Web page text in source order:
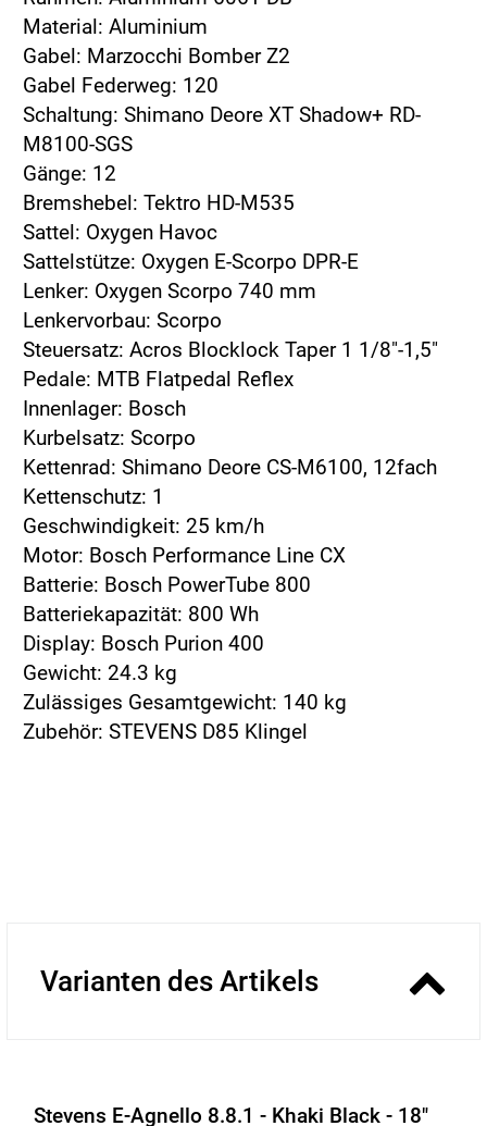
Material: Aluminium
Gabel: Marzocchi Bomber Z2
Gabel Federweg: 120
Schaltung: Shimano Deore XT Shadow+ RD-
M8100-SGS
Gänge: 12
Bremshebel: Tektro HD-M535
Sattel: Oxygen Havoc
Sattelstütze: Oxygen E-Scorpo DPR-E
Lenker: Oxygen Scorpo 740 mm
Lenkervorbau: Scorpo
Steuersatz: Acros Blocklock Taper 1 1/8"-1,5"
Pedale: MTB Flatpedal Reflex
Innenlager: Bosch
Kurbelsatz: Scorpo
Kettenrad: Shimano Deore CS-M6100, 12fach
Kettenschutz: 1
Geschwindigkeit: 25 km/h
Motor: Bosch Performance Line CX
Batterie: Bosch PowerTube 800
Batteriekapazität: 800 Wh
Display: Bosch Purion 400
Gewicht: 24.3 kg
Zulässiges Gesamtgewicht: 140 kg
Zubehör: STEVENS D85 Klingel
Varianten des Artikels
Stevens E-Agnello 8.8.1 - Khaki Black - 18"